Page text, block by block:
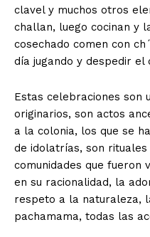
clavel y muchos otros
challan, luego cocinan y
cosechado comen con
día jugando y despedir el
Estas celebraciones son
originarios, son actos
a la colonia, los que se
de idolatrías, son
comunidades que fueron
en su racionalidad, la
respeto a la naturaleza,
pachamama, todas las